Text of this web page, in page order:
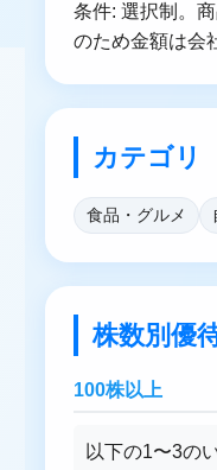
条件: 選択制。
のため金額は会
カテゴリ
食品・グルメ
株数別優
100株以上
以下の1〜3の